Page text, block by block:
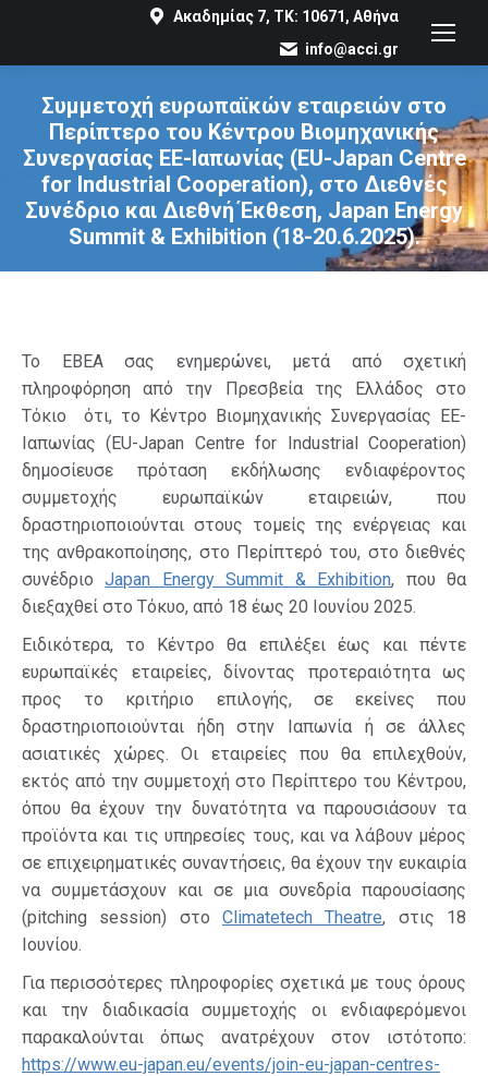
Ακαδημίας 7, ΤΚ: 10671, Αθήνα
info@acci.gr
Συμμετοχή ευρωπαϊκών εταιρειών στο
Περίπτερο του Κέντρου Βιομηχανικής
Συνεργασίας ΕΕ-Ιαπωνίας (EU-Japan Centre
for Industrial Cooperation), στο Διεθνές
Συνέδριο και Διεθνή Έκθεση, Japan Energy
Summit & Exhibition (18-20.6.2025).
You are here:
Το ΕΒΕΑ σας ενημερώνει, μετά από σχετική
πληροφόρηση από την Πρεσβεία της Ελλάδος στο
Τόκιο ότι, το Κέντρο Βιομηχανικής Συνεργασίας ΕΕ-
Ιαπωνίας (EU-Japan Centre for Industrial Cooperation)
δημοσίευσε πρόταση εκδήλωσης ενδιαφέροντος
συμμετοχής ευρωπαϊκών εταιρειών, που
δραστηριοποιούνται στους τομείς της ενέργειας και
της ανθρακοποίησης, στο Περίπτερό του, στο διεθνές
συνέδριοJapan Energy Summit & Exhibition, που θα
διεξαχθεί στο Τόκυο, από 18 έως 20 Ιουνίου 2025.
Ειδικότερα, το Κέντρο θα επιλέξει έως και πέντε
ευρωπαϊκές εταιρείες, δίνοντας προτεραιότητα ως
προς το κριτήριο επιλογής, σε εκείνες που
δραστηριοποιούνται ήδη στην Ιαπωνία ή σε άλλες
ασιατικές χώρες. Οι εταιρείες που θα επιλεχθούν,
εκτός από την συμμετοχή στο Περίπτερο του Κέντρου,
όπου θα έχουν την δυνατότητα να παρουσιάσουν τα
προϊόντα και τις υπηρεσίες τους, και να λάβουν μέρος
σε επιχειρηματικές συναντήσεις, θα έχουν την ευκαιρία
να συμμετάσχουν και σε μια συνεδρία παρουσίασης
(pitching session) στο Climatetech Theatre, στις 18
Ιουνίου.
Για περισσότερες πληροφορίες σχετικά με τους όρους
και την διαδικασία συμμετοχής οι ενδιαφερόμενοι
παρακαλούνται όπως ανατρέχουν στον ιστότοπο:
https://www.eu-japan.eu/events/join-eu-japan-centres-